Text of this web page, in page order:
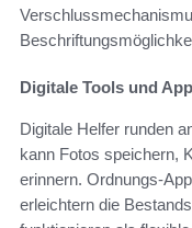
Digitale Tools und
Digitale Helfer runden
kann Fotos speichern,
erinnern. Ordnungs-
erleichtern die